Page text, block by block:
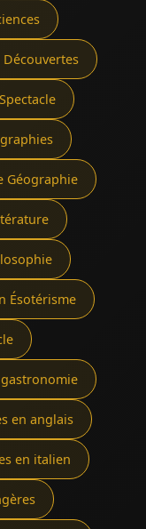
Découvertes
Géographie
Ésotérisme
en anglais
en italien